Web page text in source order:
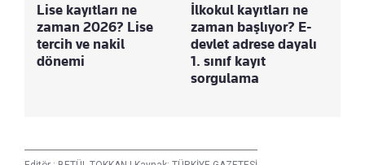
Lise kayıtları ne
zaman 2026? Lise
tercih ve nakil
dönemi
İlkokul kayıtları ne
zaman başlıyor? E-
devlet adrese dayalı
1. sınıf kayıt
sorgulama